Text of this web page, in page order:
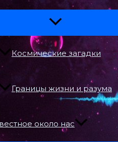
Космические загадки
Границы жизни и разума
около нас